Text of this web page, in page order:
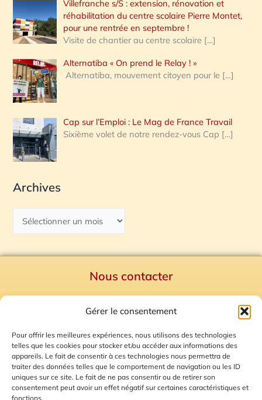
Gérer le consentement
Pour offrir les meilleures expériences, nous utilisons des technologies
telles que les cookies pour stocker et/ou accéder aux informations des
appareils. Le fait de consentir à ces technologies nous permettra de
traiter des données telles que le comportement de navigation ou les ID
uniques sur ce site. Le fait de ne pas consentir ou de retirer son
consentement peut avoir un effet négatif sur certaines caractéristiques et
fonctions.
Villefranche s/S : extension, rénovation et
réhabilitation du centre scolaire Pierre Montet,
pour une rentrée en septembre !
Visite de chantier au centre scolaire […]
Alternatiba « On prend le Relay ! »
Alternatiba, mouvement citoyen pour le […]
Cap sur l’Emploi : Le Mag de France Travail
Sixième volet de notre rendez-vous Cap […]
Archives
Nous contacter
Mentions Légales
Plan du site
Gestion des Cookies